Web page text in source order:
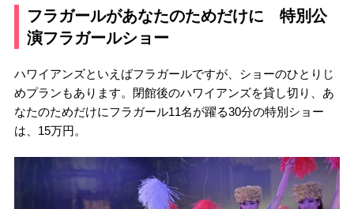
フラガールがあなたのためだけに 特別公
演フラガールショー
ハワイアンズといえばフラガールですが、ショーのひとりじ
めプランもあります。閉館後のハワイアンズを貸し切り、あ
なたのためだけにフラガール11名が躍る30分の特別ショー
は、15万円。